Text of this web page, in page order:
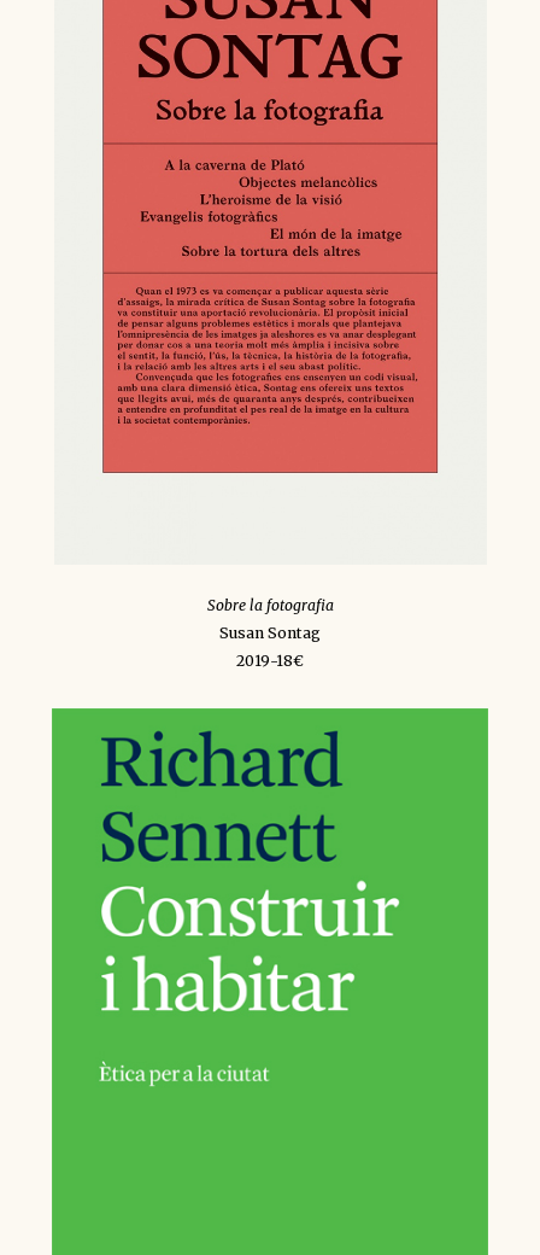
Sobre la fotografia
Susan Sontag
2019-18€